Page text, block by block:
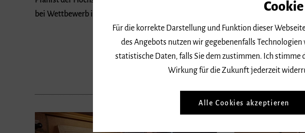
bei Wettbewerb in Prag
Absolvent des
Orgelimprovisation
Freiburg erhält
Für die korrekte Darstellung und Funktion dieser
des Angebots nutzen wir gegebenenfalls
statistische Daten, falls Sie dem zustimmen. Ich
Wirkung für die Zukunft jederzeit
Alle Cookies akzeptieren